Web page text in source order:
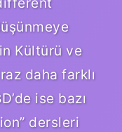
Kültürü ve
daha farklı
ise bazı
dersleri